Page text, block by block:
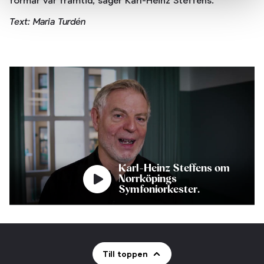
Text: Maria Turdén
Karl-Heinz Steffens om
Norrköpings
Symfoniorkester.
Till toppen